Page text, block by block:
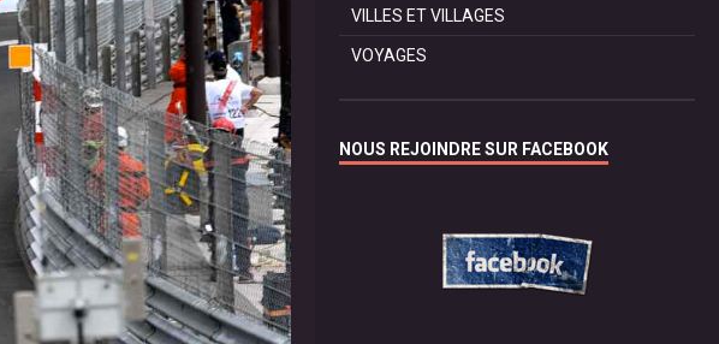
VILLES ET VILLAGES
VOYAGES
NOUS REJOINDRE SUR FACEBOOK